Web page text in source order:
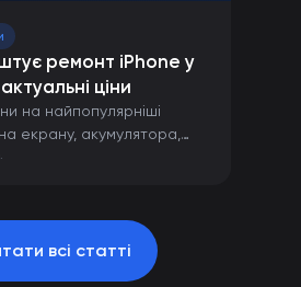
ремонт iPhone у
ціни
на найпопулярніші
екрану, акумулятора,
компонентів iPhone.
всі статті